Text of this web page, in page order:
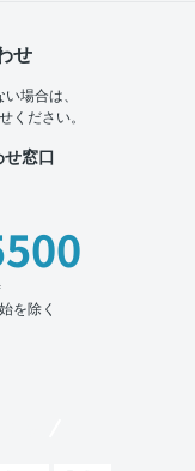
せ
場合は、
ください。
窓口
を除く